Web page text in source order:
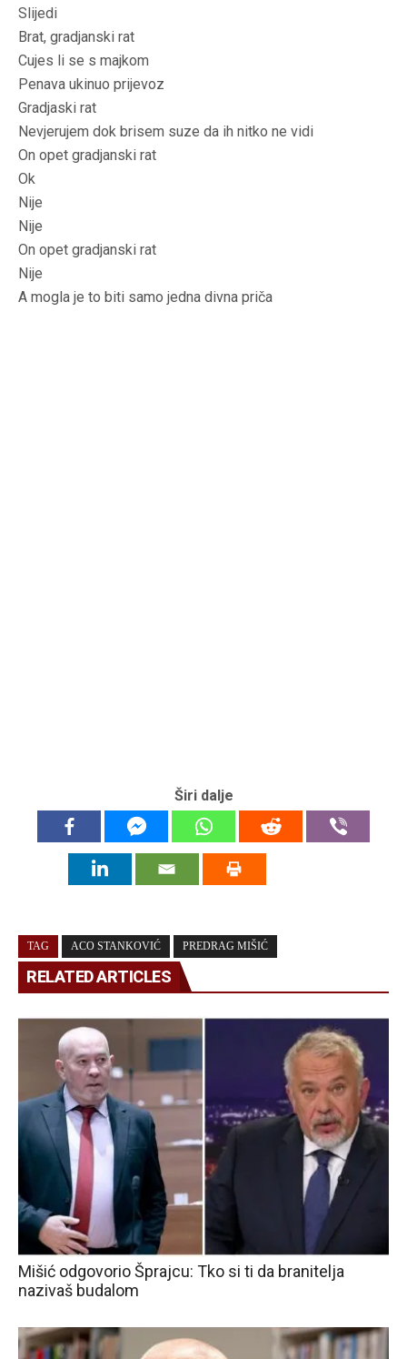
Slijedi
Brat, gradjanski rat
Cujes li se s majkom
Penava ukinuo prijevoz
Gradjaski rat
Nevjerujem dok brisem suze da ih nitko ne vidi
On opet gradjanski rat
Ok
Nije
Nije
On opet gradjanski rat
Nije
A mogla je to biti samo jedna divna priča
Širi dalje
TAG ACO STANKOVIĆ PREDRAG MIŠIĆ
RELATED ARTICLES
Mišić odgovorio Šprajcu: Tko si ti da branitelja
nazivaš budalom